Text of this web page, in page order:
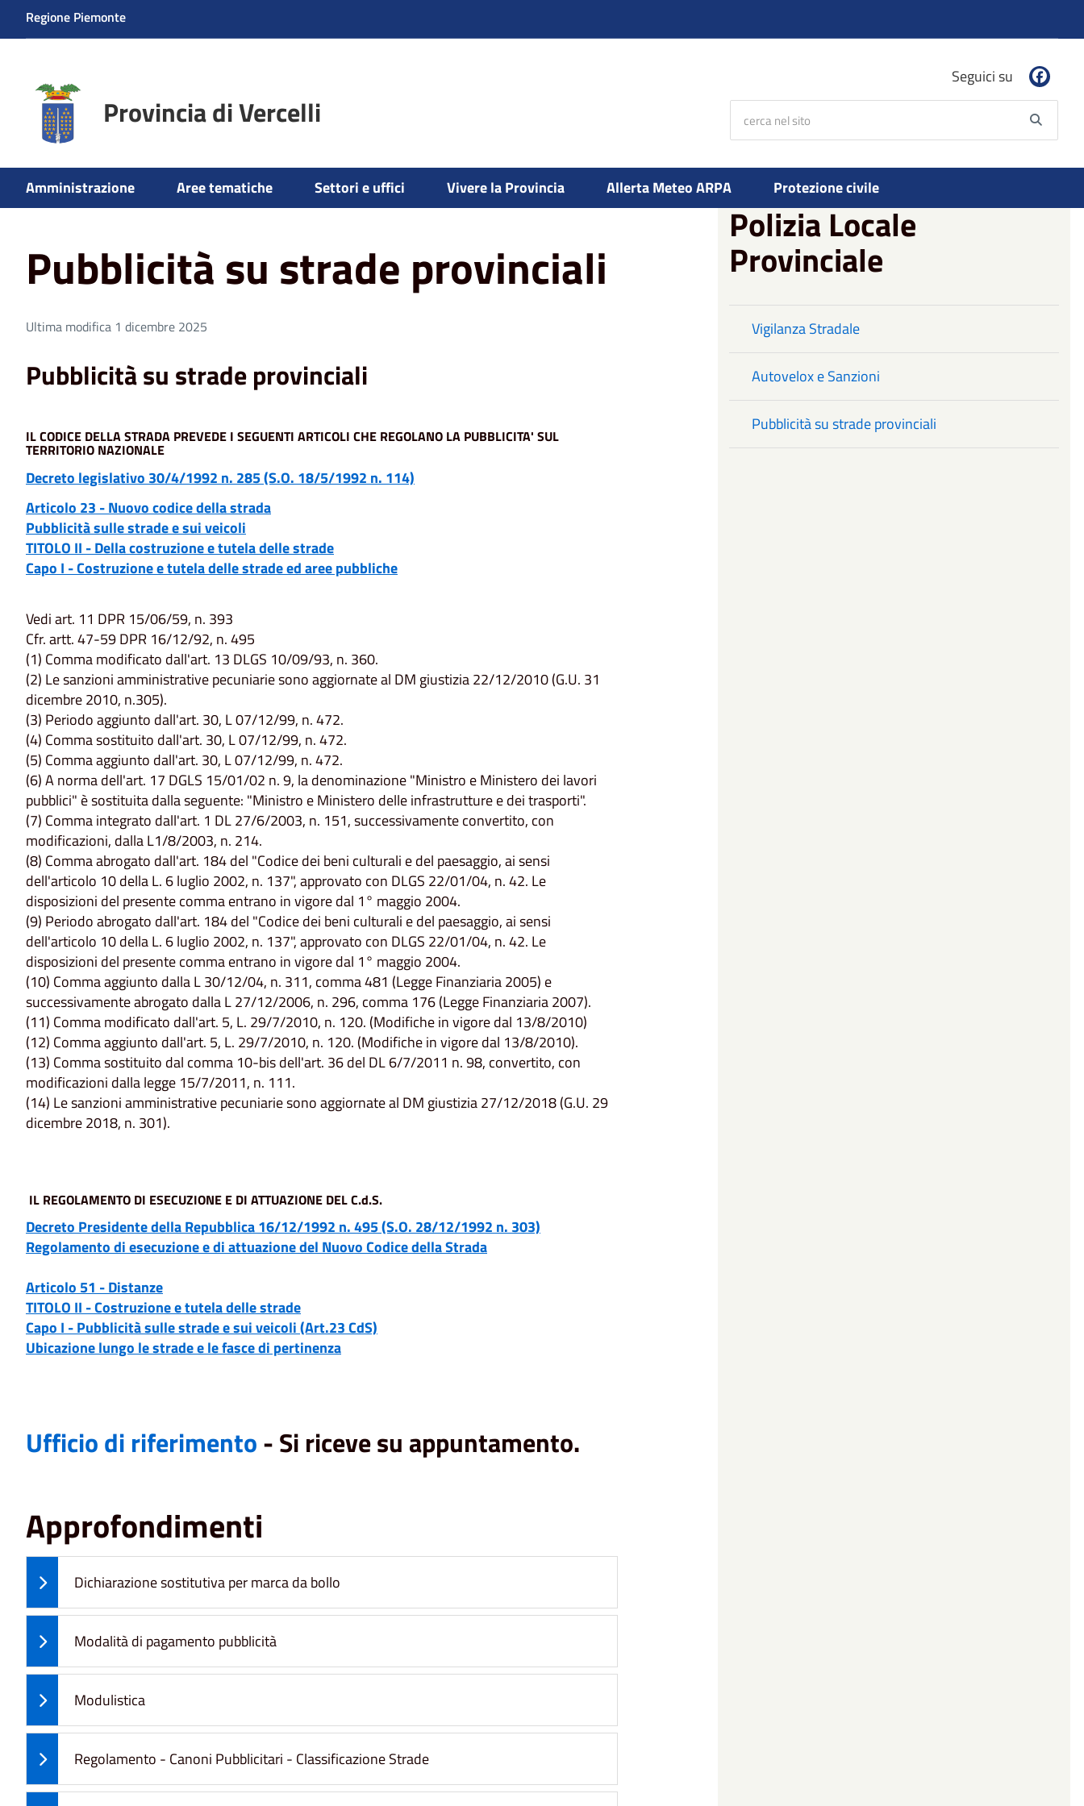
Regione Piemonte
Provincia di Vercelli
Seguici su
Amministrazione Aree tematiche Settori e uffici Vivere la Provincia Allerta Meteo ARPA Protezione civile
Home Aree tematiche Polizia Locale Provinciale Pubblicità su strade provinciali
Pubblicità su strade provinciali
Ultima modifica 1 dicembre 2025
Pubblicità su strade provinciali
IL CODICE DELLA STRADA PREVEDE I SEGUENTI ARTICOLI CHE REGOLANO LA PUBBLICITA' SUL
TERRITORIO NAZIONALE
Decreto legislativo 30/4/1992 n. 285 (S.O. 18/5/1992 n. 114)
Articolo 23 - Nuovo codice della strada
Pubblicità sulle strade e sui veicoli
TITOLO II - Della costruzione e tutela delle strade
Capo I - Costruzione e tutela delle strade ed aree pubbliche
Vedi art. 11 DPR 15/06/59, n. 393
Cfr. artt. 47-59 DPR 16/12/92, n. 495
(1) Comma modificato dall'art. 13 DLGS 10/09/93, n. 360.
(2) Le sanzioni amministrative pecuniarie sono aggiornate al DM giustizia 22/12/2010 (G.U. 31
dicembre 2010, n.305).
(3) Periodo aggiunto dall'art. 30, L 07/12/99, n. 472.
(4) Comma sostituito dall'art. 30, L 07/12/99, n. 472.
(5) Comma aggiunto dall'art. 30, L 07/12/99, n. 472.
(6) A norma dell'art. 17 DGLS 15/01/02 n. 9, la denominazione "Ministro e Ministero dei lavori
pubblici" è sostituita dalla seguente: "Ministro e Ministero delle infrastrutture e dei trasporti".
(7) Comma integrato dall'art. 1 DL 27/6/2003, n. 151, successivamente convertito, con
modificazioni, dalla L1/8/2003, n. 214.
(8) Comma abrogato dall'art. 184 del "Codice dei beni culturali e del paesaggio, ai sensi
dell'articolo 10 della L. 6 luglio 2002, n. 137", approvato con DLGS 22/01/04, n. 42. Le
disposizioni del presente comma entrano in vigore dal 1° maggio 2004.
(9) Periodo abrogato dall'art. 184 del "Codice dei beni culturali e del paesaggio, ai sensi
dell'articolo 10 della L. 6 luglio 2002, n. 137", approvato con DLGS 22/01/04, n. 42. Le
disposizioni del presente comma entrano in vigore dal 1° maggio 2004.
(10) Comma aggiunto dalla L 30/12/04, n. 311, comma 481 (Legge Finanziaria 2005) e
successivamente abrogato dalla L 27/12/2006, n. 296, comma 176 (Legge Finanziaria 2007).
(11) Comma modificato dall'art. 5, L. 29/7/2010, n. 120. (Modifiche in vigore dal 13/8/2010)
(12) Comma aggiunto dall'art. 5, L. 29/7/2010, n. 120. (Modifiche in vigore dal 13/8/2010).
(13) Comma sostituito dal comma 10-bis dell'art. 36 del DL 6/7/2011 n. 98, convertito, con
modificazioni dalla legge 15/7/2011, n. 111.
(14) Le sanzioni amministrative pecuniarie sono aggiornate al DM giustizia 27/12/2018 (G.U. 29
dicembre 2018, n. 301).
IL REGOLAMENTO DI ESECUZIONE E DI ATTUAZIONE DEL C.d.S.
Decreto Presidente della Repubblica 16/12/1992 n. 495 (S.O. 28/12/1992 n. 303)
Regolamento di esecuzione e di attuazione del Nuovo Codice della Strada
Articolo 51 - Distanze
TITOLO II - Costruzione e tutela delle strade
Capo I - Pubblicità sulle strade e sui veicoli (Art.23 CdS)
Ubicazione lungo le strade e le fasce di pertinenza
Ufficio di riferimento- Si riceve su appuntamento.
Approfondimenti
Dichiarazione sostitutiva per marca da bollo
Modalità di pagamento pubblicità
Modulistica
Regolamento - Canoni Pubblicitari - Classificazione Strade
Polizia Locale
Provinciale
Vigilanza Stradale
Autovelox e Sanzioni
Pubblicità su strade provinciali